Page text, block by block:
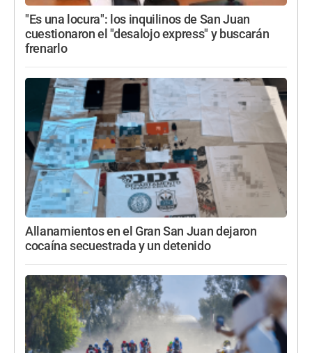
"Es una locura": los inquilinos de San Juan
cuestionaron el "desalojo express" y buscarán
frenarlo
Allanamientos en el Gran San Juan dejaron
cocaína secuestrada y un detenido